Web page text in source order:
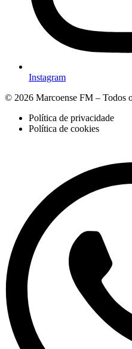
Instagram
© 2026 Marcoense FM – Todos
Política de privacidade
Política de cookies